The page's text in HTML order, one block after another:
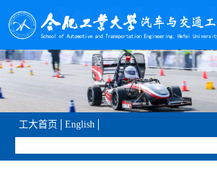
工大首页 English